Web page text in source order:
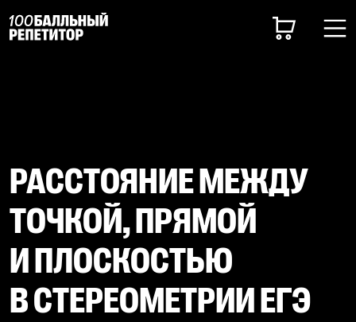
РАССТОЯНИЕ МЕЖДУ
ТОЧКОЙ, ПРЯМОЙ
И ПЛОСКОСТЬЮ
В СТЕРЕОМЕТРИИ ЕГЭ